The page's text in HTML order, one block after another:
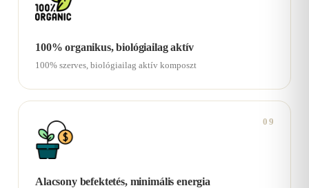
100% organikus, biológiailag aktív
100% szerves, biológiailag aktív komposzt
09
Alacsony befektetés, minimális energia